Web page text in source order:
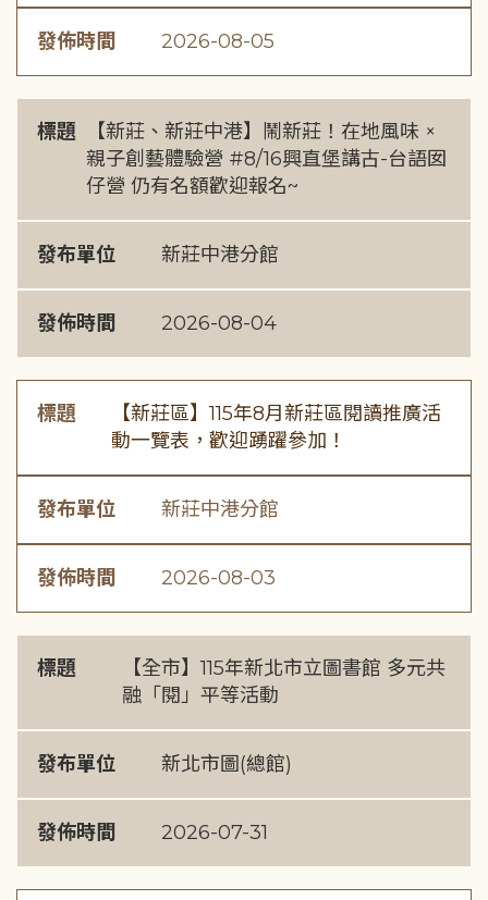
發佈時間 2026-08-05
標題
【新莊、新莊中港】鬧新莊！在地風味 ×
親子創藝體驗營 #8/16興直堡講古-台語囡
仔營 仍有名額歡迎報名~
發布單位 新莊中港分館
發佈時間 2026-08-04
標題
【新莊區】115年8月新莊區閱讀推廣活
動一覽表，歡迎踴躍參加！
發布單位 新莊中港分館
發佈時間 2026-08-03
標題
【全市】115年新北市立圖書館 多元共
融「閱」平等活動
發布單位 新北市圖(總館)
發佈時間 2026-07-31